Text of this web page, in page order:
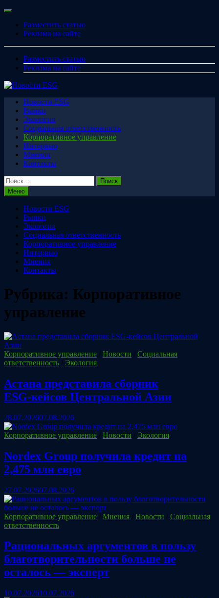
Перейти
содержимому
Меню
Разместить статью
Реклама на сайте
Разместить статью
Реклама на сайте
Новости ESG
Рынки
Экология
Социальная ответственность
Корпоративное управление
Интервью
Мнения
Контакты
Найти:
Меню
Новости ESG
Рынки
Экология
Социальная ответственность
Корпоративное управление
Интервью
Мнения
Контакты
Рубрика: Корпоративное
управление
Корпоративное управление / Новости / Социальная
ответственность / Экология
Астана представила сборник
ESG‑кейсов Центральной Азии
28.07.202607.08.2026
Корпоративное управление / Новости / Экология
Nordex Group получила кредит на
2,475 млн евро
27.07.202607.08.2026
Корпоративное управление / Мнения / Новости / Социальная
ответственность
Рациональных аргументов в пользу
благотворительности больше не
осталось — эксперт
10.07.202610.07.2026